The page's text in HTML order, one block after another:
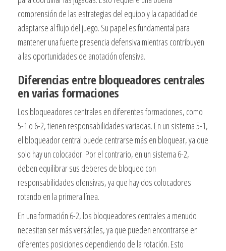
comprensión de las estrategias del equipo y la capacidad de
adaptarse al flujo del juego. Su papel es fundamental para
mantener una fuerte presencia defensiva mientras contribuyen
a las oportunidades de anotación ofensiva.
Diferencias entre bloqueadores centrales
en varias formaciones
Los bloqueadores centrales en diferentes formaciones, como
5-1 o 6-2, tienen responsabilidades variadas. En un sistema 5-1,
el bloqueador central puede centrarse más en bloquear, ya que
solo hay un colocador. Por el contrario, en un sistema 6-2,
deben equilibrar sus deberes de bloqueo con
responsabilidades ofensivas, ya que hay dos colocadores
rotando en la primera línea.
En una formación 6-2, los bloqueadores centrales a menudo
necesitan ser más versátiles, ya que pueden encontrarse en
diferentes posiciones dependiendo de la rotación. Esto